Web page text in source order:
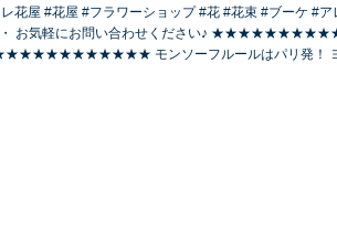
花屋 #花屋 #フラワーショップ #花 #花束 #ブーケ #ア
・ お気軽にお問い合わせください♪
★★★★★★★★★★★★★★ モンソーフルールはパリ発！